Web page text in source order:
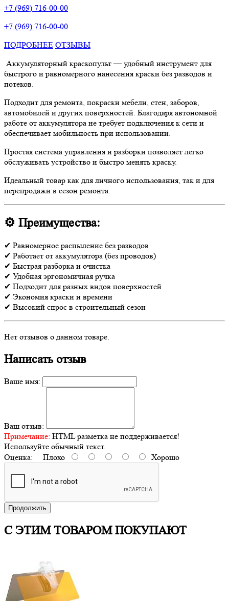
+7 (969) 716-00-00
+7 (969) 716-00-00
ПОДРОБНЕЕ ОТЗЫВЫ
Аккумуляторный краскопульт — удобный инструмент для
быстрого и равномерного нанесения краски без разводов и
потеков.
Подходит для ремонта, покраски мебели, стен, заборов,
автомобилей и других поверхностей. Благодаря автономной
работе от аккумулятора не требует подключения к сети и
обеспечивает мобильность при использовании.
Простая система управления и разборки позволяет легко
обслуживать устройство и быстро менять краску.
Идеальный товар как для личного использования, так и для
перепродажи в сезон ремонта.
⚙ Преимущества:
✔ Равномерное распыление без разводов
✔ Работает от аккумулятора (без проводов)
✔ Быстрая разборка и очистка
✔ Удобная эргономичная ручка
✔ Подходит для разных видов поверхностей
✔ Экономия краски и времени
✔ Высокий спрос в строительный сезон
Нет отзывов о данном товаре.
Написать отзыв
Ваше имя:
Ваш отзыв:
Примечание: HTML разметка не поддерживается!
Используйте обычный текст.
Оценка: Плохо Хорошо
Продолжить
С ЭТИМ ТОВАРОМ ПОКУПАЮТ